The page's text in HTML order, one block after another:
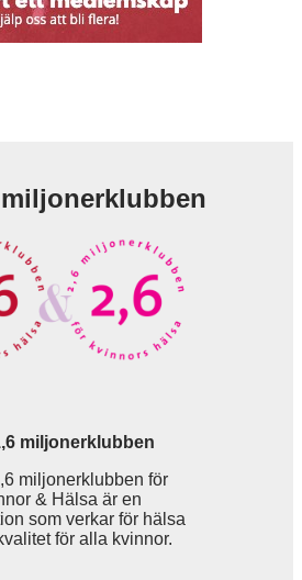
miljonerklubben
miljonerklubben för
& Hälsa är en
som verkar för hälsa
för alla kvinnor.